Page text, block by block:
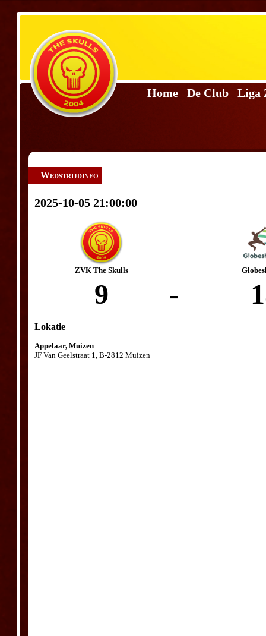
Home De Club Liga
Wedstrijdinfo
2025-10-05 21:00:00
ZVK The Skulls
9 -
Lokatie
Appelaar, Muizen
JF Van Geelstraat 1, B-2812 Muizen